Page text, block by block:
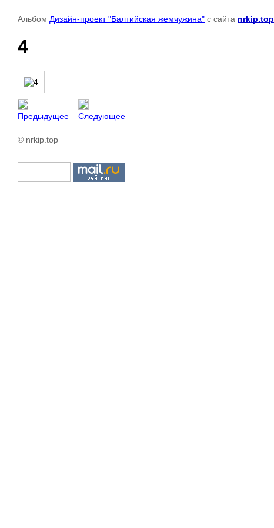
Альбом Дизайн-проект "Балтийская жемчужина" с сайта nrkip.top
4
Предыдущее Следующее
© nrkip.top